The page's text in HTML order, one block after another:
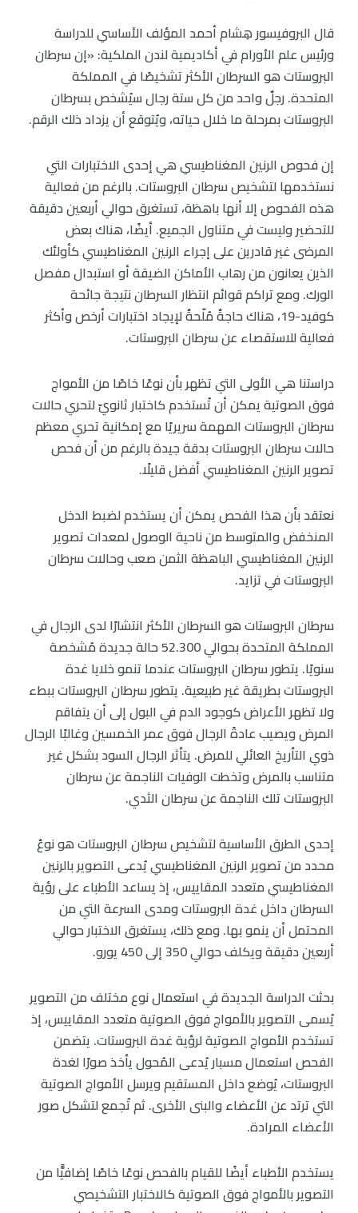
قال البروفيسور هِشام أحمد المؤلف الأساسي للدراسة
ورئيس علم الأورام في أكاديمية لندن الملكية: «إن سرطان
البروستات هو السرطان الأكثر تشخيصًا في المملكة
المتحدة. رجلٌ واحد من كل ستة رجال سيُشخص بسرطان
البروستات بمرحلة ما خلال حياته، ويُتوقع أن يزداد ذلك الرقم.
إن فحوص الرنين المغناطيسي هي إحدى الاختبارات التي
نستخدمها لتشخيص سرطان البروستات. بالرغم من فعالية
هذه الفحوص إلا أنها باهظة، تستغرق حوالي أربعين دقيقة
للتحضير وليست في متناول الجميع. أيضًا، هناك بعض
المرضى غير قادرين على إجراء الرنين المغناطيسي كأولئك
الذين يعانون من رهاب الأماكن الضيقة أو استبدال مفصل
الورك. ومع تراكم قوائم انتظار السرطان نتيجة جائحة
كوفيد-19، هناك حاجةٌ مُلّحةٌ لإيجاد اختبارات أرخص وأكثر
فعالية للاستقصاء عن سرطان البروستات.
دراستنا هي الأولى التي تظهر بأن نوعًا خاصًا من الأمواج
فوق الصوتية يمكن أن تُستخدم كاختبار ثانويّ لتحري حالات
سرطان البروستات المهمة سريريًا مع إمكانية تحري معظم
حالات سرطان البروستات بدقة جيدة بالرغم من أن فحص
تصوير الرنين المغناطيسي أفضل قليلًا.
نعتقد بأن هذا الفحص يمكن أن يستخدم لضبط الدخل
المنخفض والمتوسط من ناحية الوصول لمعدات تصوير
الرنين المغناطيسي الباهظة الثمن صعب وحالات سرطان
البروستات في تزايد.
سرطان البروستات هو السرطان الأكثر انتشارًا لدى الرجال في
المملكة المتحدة بحوالي 52.300 حالة جديدة مُشخصة
سنويًا. يتطور سرطان البروستات عندما تنمو خلايا غدة
البروستات بطريقة غير طبيعية. يتطور سرطان البروستات ببطء
ولا تظهر الأعراض كوجود الدم في البول إلى أن يتفاقم
المرض ويصيب عادةً الرجال فوق عمر الخمسين وغالبًا الرجال
ذوي التأريخ العائلي للمرض. يتأثر الرجال السود بشكل غير
متناسب بالمرض وتخطت الوفيات الناجمة عن سرطان
البروستات تلك الناجمة عن سرطان الثدي.
إحدى الطرق الأساسية لتشخيص سرطان البروستات هو نوعٌ
محدد من تصوير الرنين المغناطيسي يُدعى التصوير بالرنين
المغناطيسي متعدد المقاييس، إذ يساعد الأطباء على رؤية
السرطان داخل غدة البروستات ومدى السرعة التي من
المحتمل أن ينمو بها. ومع ذلك، يستغرق الاختبار حوالي
أربعين دقيقة ويكلف حوالي 350 إلى 450 يورو.
بحثت الدراسة الجديدة في استعمال نوع مختلف من التصوير
يُسمى التصوير بالأمواج فوق الصوتية متعدد المقاييس، إذ
تستخدم الأمواج الصوتية لرؤية غدة البروستات. يتضمن
الفحص استعمال مسبار يُدعى المُحول يأخذ صورًا لغدة
البروستات، يُوضع داخل المستقيم ويرسل الأمواج الصوتية
التي ترتد عن الأعضاء والبنى الأخرى. ثم تُجمع لتشكل صور
الأعضاء المرادة.
يستخدم الأطباء أيضًا للقيام بالفحص نوعًا خاصًا إضافيًّا من
التصوير بالأمواج فوق الصوتية كالاختبار التشخيصي